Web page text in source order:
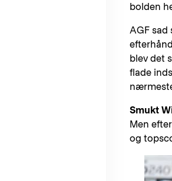
bolden
AGF
blev det
flade
Smukt
Men
og